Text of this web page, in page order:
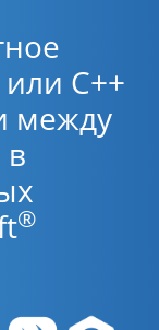
C++
между
в
®